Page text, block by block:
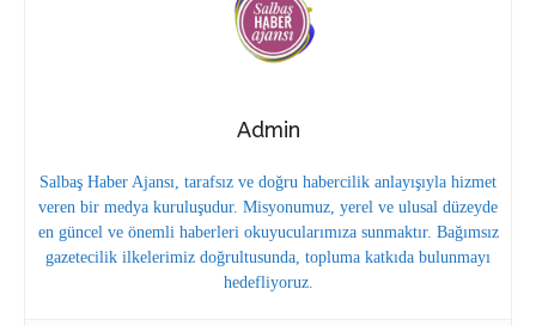
Admin
Salbaş Haber Ajansı, tarafsız ve doğru habercilik anlayışıyla hizmet
veren bir medya kuruluşudur. Misyonumuz, yerel ve ulusal düzeyde
en güncel ve önemli haberleri okuyucularımıza sunmaktır. Bağımsız
gazetecilik ilkelerimiz doğrultusunda, topluma katkıda bulunmayı
hedefliyoruz.